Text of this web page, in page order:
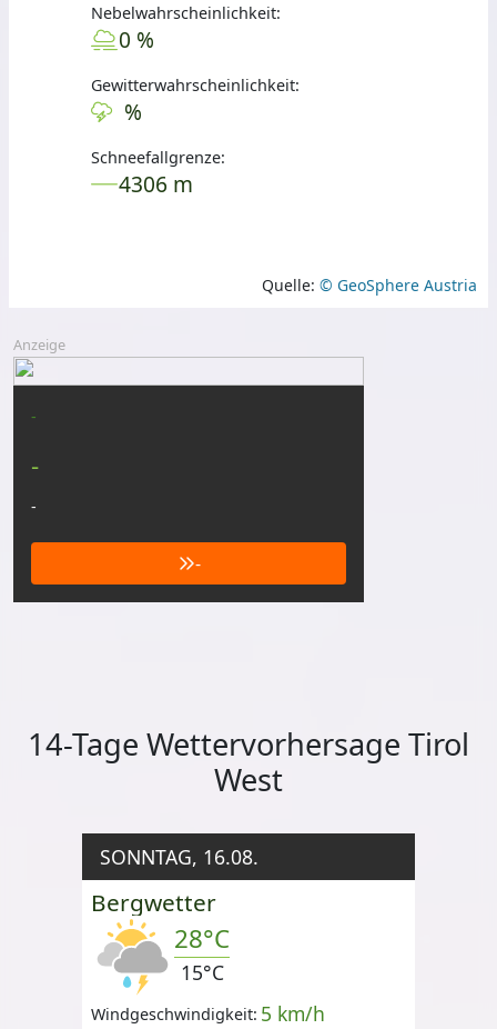
Nebelwahrscheinlichkeit:
0 %
Gewitterwahrscheinlichkeit:
%
Schneefallgrenze:
4306 m
Quelle: © GeoSphere Austria
Anzeige
-
-
-
-
14-Tage Wettervorhersage Tirol
West
SONNTAG, 16.08.
Bergwetter
28°C
15°C
Windgeschwindigkeit: 5 km/h